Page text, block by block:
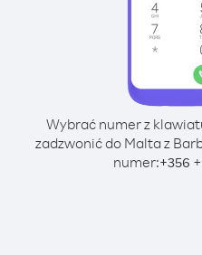
Wybrać numer z
zadzwonić do Malta z
numer:+356 +